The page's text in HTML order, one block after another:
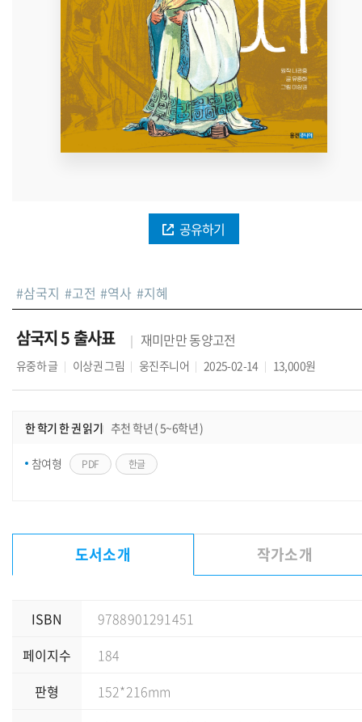
공유하기
#삼국지 #고전 #역사 #지혜
삼국지 5 출사표 재미만만 동양고전
유중하글 이상권 그림 웅진주니어 2025-02-14 13,000원
한 학기 한 권 읽기 추천 학년 ( 5~6학년 )
참여형 PDF 한글
도서소개 작가소개
ISBN
9788901291451
페이지수
184
판형
152*216mm